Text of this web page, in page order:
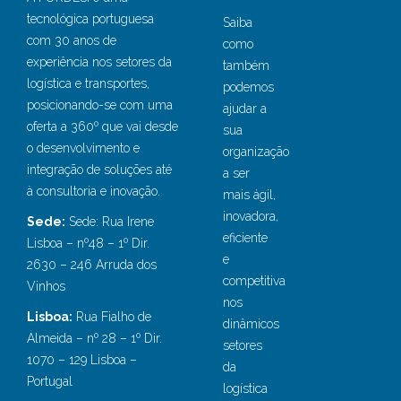
tecnológica portuguesa
com 30 anos de
experiência nos setores da
logística e transportes,
posicionando-se com uma
oferta a 360º que vai desde
o desenvolvimento e
integração de soluções até
à consultoria e inovação.
Sede: Sede: Rua Irene
Lisboa – nº48 – 1º Dir.
2630 – 246 Arruda dos
Vinhos
Lisboa: Rua Fialho de
Almeida – nº 28 – 1º Dir.
1070 – 129 Lisboa –
Portugal
Saiba
como
também
podemos
ajudar a
sua
organização
a ser
mais ágil,
inovadora,
eficiente
e
competitiva
nos
dinâmicos
setores
da
logística